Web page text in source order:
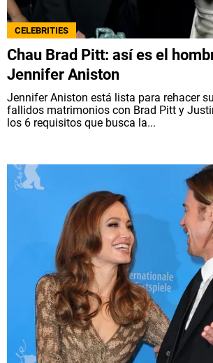
CELEBRITIES
Chau Brad Pitt: así es el
Jennifer Aniston
Jennifer Aniston está lista para rehacer
fallidos matrimonios con Brad Pitt y
los 6 requisitos que busca la...